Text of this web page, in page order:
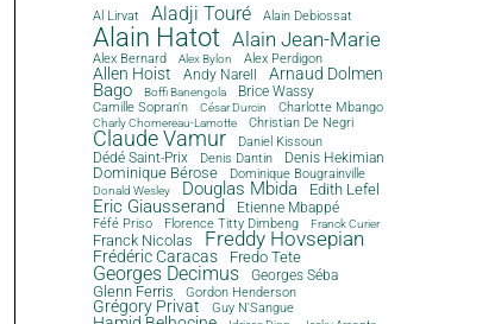
Al Lirvat Aladji Touré Alain Debiossat
Alain Hatot Alain Jean-Marie
Alex Bernard Alex Bylon Alex Perdigon
Allen Hoist Andy Narell Arnaud Dolmen
Bago Boffi Banengola
Brice Wassy
Camille Sopran'n
César Durcin Charlotte Mbango
Charly Chomereau-Lamotte Christian De Negri
Claude Vamur Daniel Kissoun
Dédé Saint-Prix Denis Dantin Denis Hekimian
Dominique Bérose Dominique Bougrainville
Donald Wesley Douglas Mbida Edith Lefel
Eric Giausserand Etienne Mbappé
Féfé Priso Florence Titty Dimbeng Franck Curier
Franck Nicolas Freddy Hovsepian
Frédéric Caracas Fredo Tete
Georges Decimus Georges Séba
Glenn Ferris Gordon Henderson
Grégory Privat Guy N'Sangue